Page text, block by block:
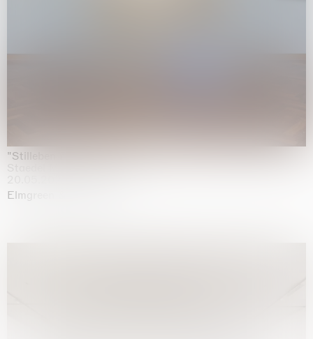
"Stilleben mit Gemüse”
Elmgreen & Dragset